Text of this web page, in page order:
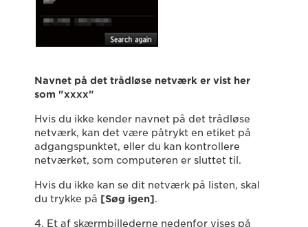
Navnet på det trådløse netværk er vist her
som "xxxx"
Hvis du ikke kender navnet på det trådløse
netværk, kan det være påtrykt en etiket på
adgangspunktet, eller du kan kontrollere
netværket, som computeren er sluttet til.
Hvis du ikke kan se dit netværk på listen, skal
du trykke på [Søg igen].
4. Et af skærmbillederne nedenfor vises på